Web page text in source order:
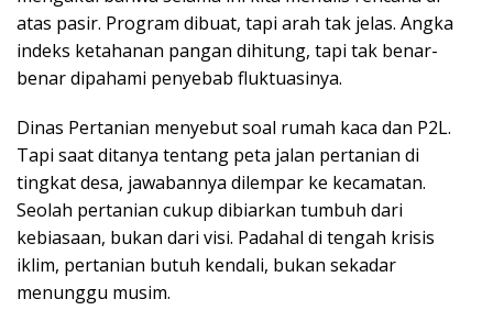
atas pasir. Program dibuat, tapi arah tak jelas. Angka
indeks ketahanan pangan dihitung, tapi tak benar-
benar dipahami penyebab fluktuasinya.
Dinas Pertanian menyebut soal rumah kaca dan P2L.
Tapi saat ditanya tentang peta jalan pertanian di
tingkat desa, jawabannya dilempar ke kecamatan.
Seolah pertanian cukup dibiarkan tumbuh dari
kebiasaan, bukan dari visi. Padahal di tengah krisis
iklim, pertanian butuh kendali, bukan sekadar
menunggu musim.